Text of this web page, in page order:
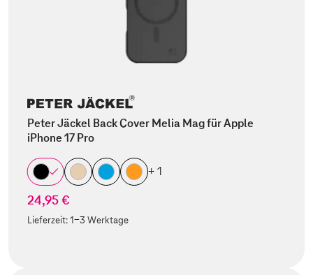
Peter Jäckel Back Cover Melia Mag für Apple
iPhone 17 Pro
+ 1
24,95 €
Lieferzeit:1-3 Werktage